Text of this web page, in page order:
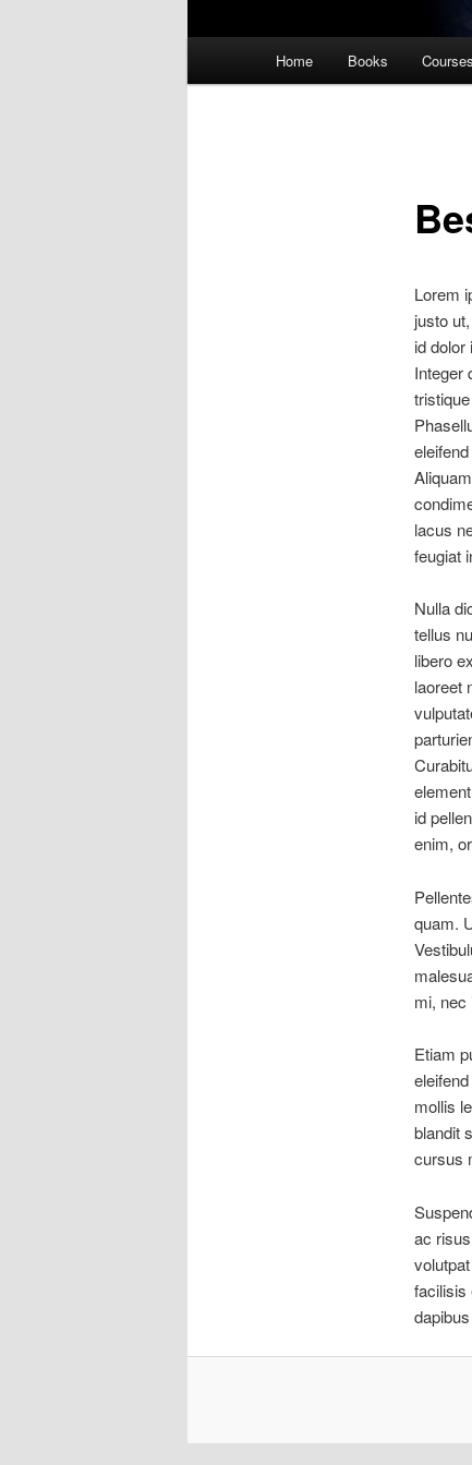
Home Books Courses
Lorem
justo
id dolor
Integer
lacus
feugiat
Nulla
tellus
libero
laoreet
id
enim,
quam.
mi, nec
Etiam
mollis
blandit
cursus
ac
facilisis